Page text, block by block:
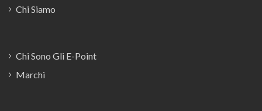
Chi Siamo
Chi Sono Gli E-Point
Marchi